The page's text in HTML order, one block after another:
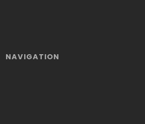
NAVIGATION